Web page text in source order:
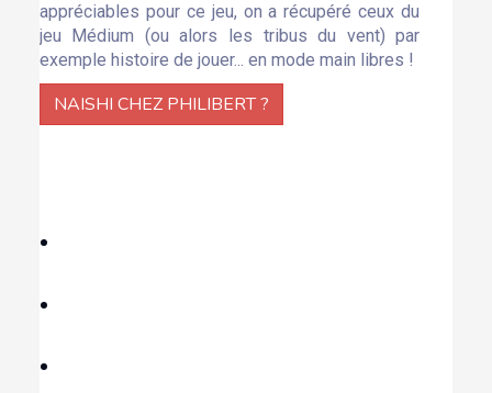
appréciables pour ce jeu, on a récupéré ceux du
jeu Médium (ou alors les tribus du vent) par
exemple histoire de jouer... en mode main libres !
NAISHI CHEZ PHILIBERT ?